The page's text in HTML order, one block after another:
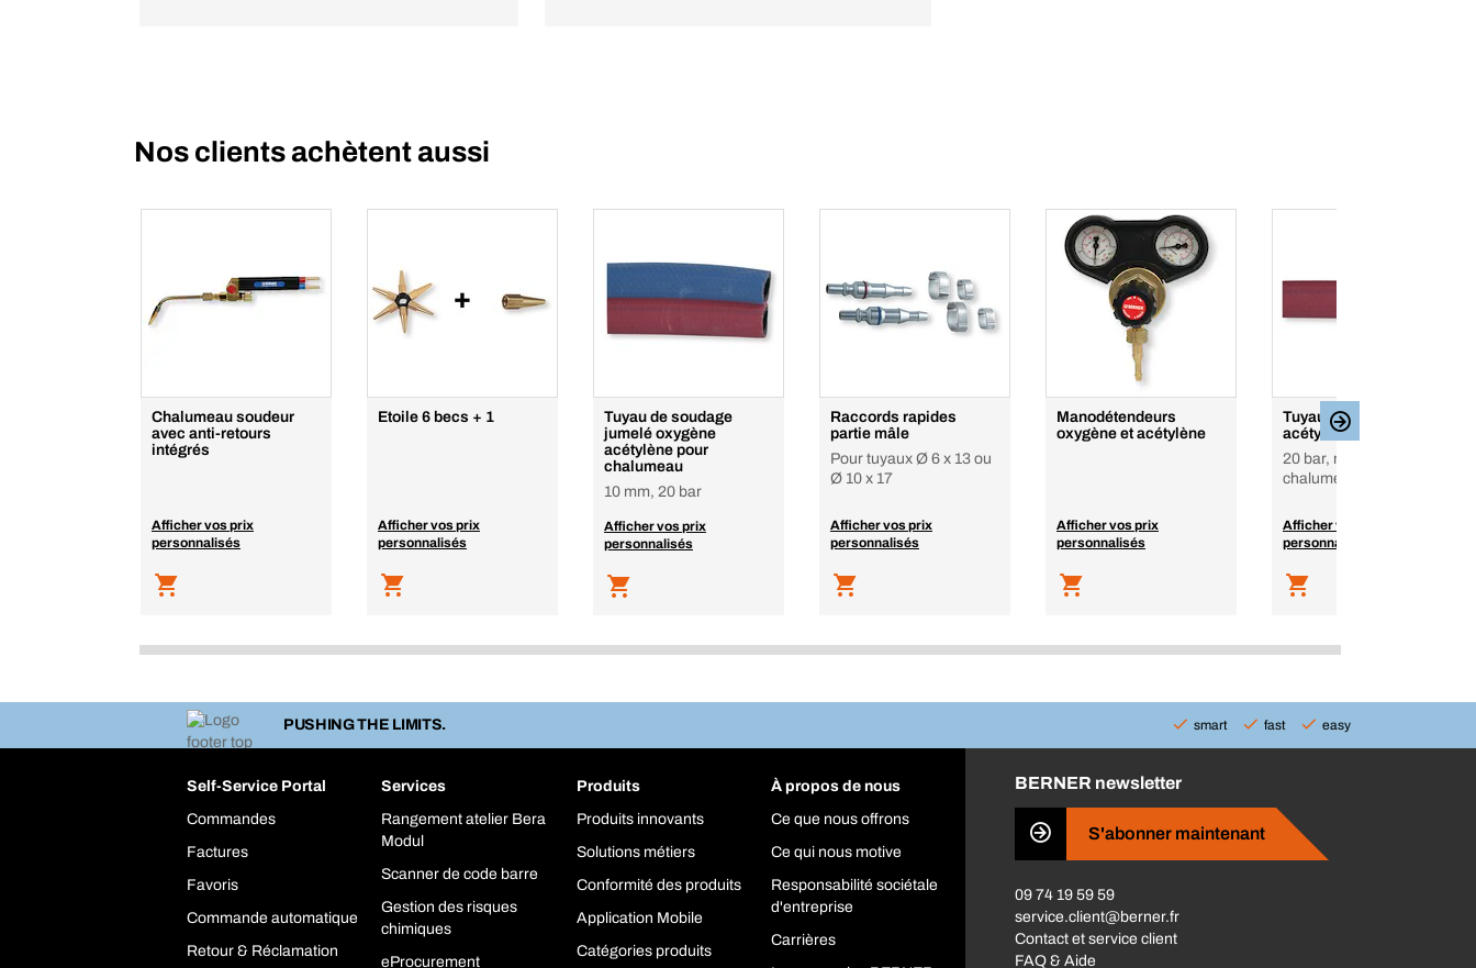
Nos clients achètent aussi
Chalumeau soudeur
avec anti-retours
intégrés
Afficher vos prix
personnalisés
Etoile 6 becs + 1
Afficher vos prix
personnalisés
Tuyau de soudage
jumelé oxygène
acétylène pour
chalumeau
10 mm, 20 bar
Afficher vos prix
personnalisés
Raccords rapides
partie mâle
Pour tuyaux Ø 6 x 13 ou
Ø 10 x 17
Afficher vos prix
personnalisés
Manodétendeurs
oxygène et acétylène
Afficher vos prix
personnalisés
Tuyau de sougage
acétylène
20 bar, rouge, pour
chalumeau
Afficher vos prix
personnalisés
PUSHING THE LIMITS. smart fast easy
Self-Service Portal
Commandes
Factures
Favoris
Commande automatique
Retour & Réclamation
Services
Rangement atelier Bera
Modul
Scanner de code barre
Gestion des risques
chimiques
eProcurement
Produits
Produits innovants
Solutions métiers
Conformité des produits
Application Mobile
Catégories produits
À propos de nous
Ce que nous offrons
Ce qui nous motive
Responsabilité sociétale
d'entreprise
Carrières
BERNER newsletter
S'abonner maintenant
09 74 19 59 59
service.client@berner.fr
Contact et service client
FAQ & Aide